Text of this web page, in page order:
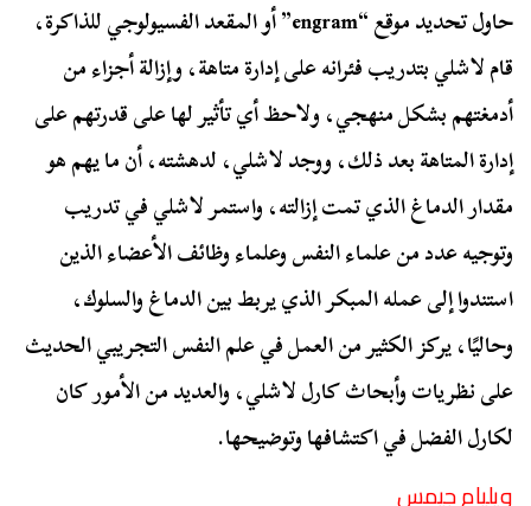
حاول تحديد موقع “engram” أو المقعد الفسيولوجي للذاكرة،
قام لاشلي بتدريب فئرانه على إدارة متاهة، وإزالة أجزاء من
أدمغتهم بشكل منهجي، ولاحظ أي تأثير لها على قدرتهم على
إدارة المتاهة بعد ذلك، ووجد لاشلي، لدهشته، أن ما يهم هو
مقدار الدماغ الذي تمت إزالته، واستمر لاشلي في تدريب
وتوجيه عدد من علماء النفس وعلماء وظائف الأعضاء الذين
استندوا إلى عمله المبكر الذي يربط بين الدماغ والسلوك،
وحاليًا، يركز الكثير من العمل في علم النفس التجريبي الحديث
على نظريات وأبحاث كارل لاشلي، والعديد من الأمور كان
لكارل الفضل في اكتشافها وتوضيحها.
ويليام جيمس